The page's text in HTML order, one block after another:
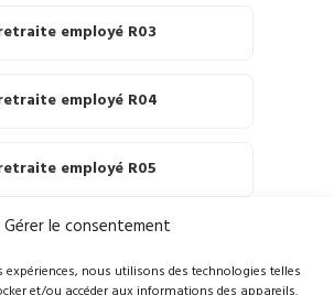
Gérer le consentement
expériences, nous utilisons des technologies telles
employé R03
employé R04
employé R05
Vallée-Jonction (Qc), G0S 3J0